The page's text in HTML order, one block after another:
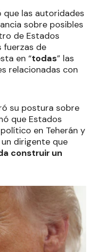
que las autoridades
sobre posibles
de Estados
fuerzas de
en “todas” las
relacionadas con
su postura sobre
que Estados
en Teherán y
dirigente que
construir un